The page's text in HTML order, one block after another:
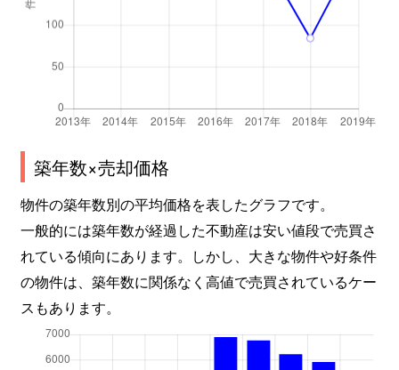
築年数×売却価格
物件の築年数別の平均価格を表したグラフです。
一般的には築年数が経過した不動産は安い値段で売買さ
れている傾向にあります。しかし、大きな物件や好条件
の物件は、築年数に関係なく高値で売買されているケー
スもあります。